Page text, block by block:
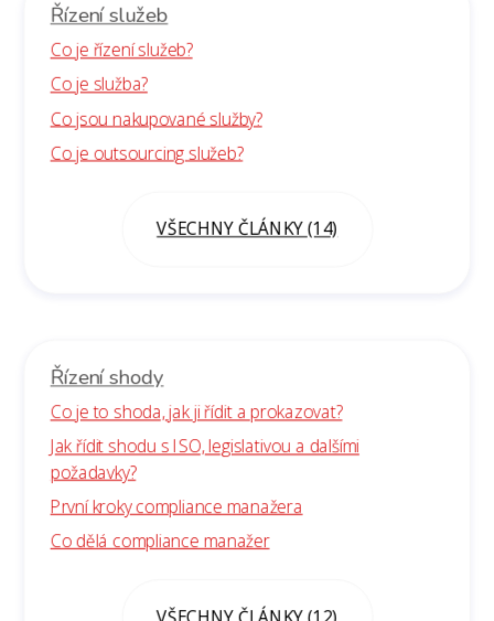
Řízení služeb
Co je řízení služeb?
Co je služba?
Co jsou nakupované služby?
Co je outsourcing služeb?
VŠECHNY ČLÁNKY (14)
Řízení shody
Co je to shoda, jak ji řídit a prokazovat?
Jak řídit shodu s ISO, legislativou a dalšími
požadavky?
První kroky compliance manažera
Co dělá compliance manažer